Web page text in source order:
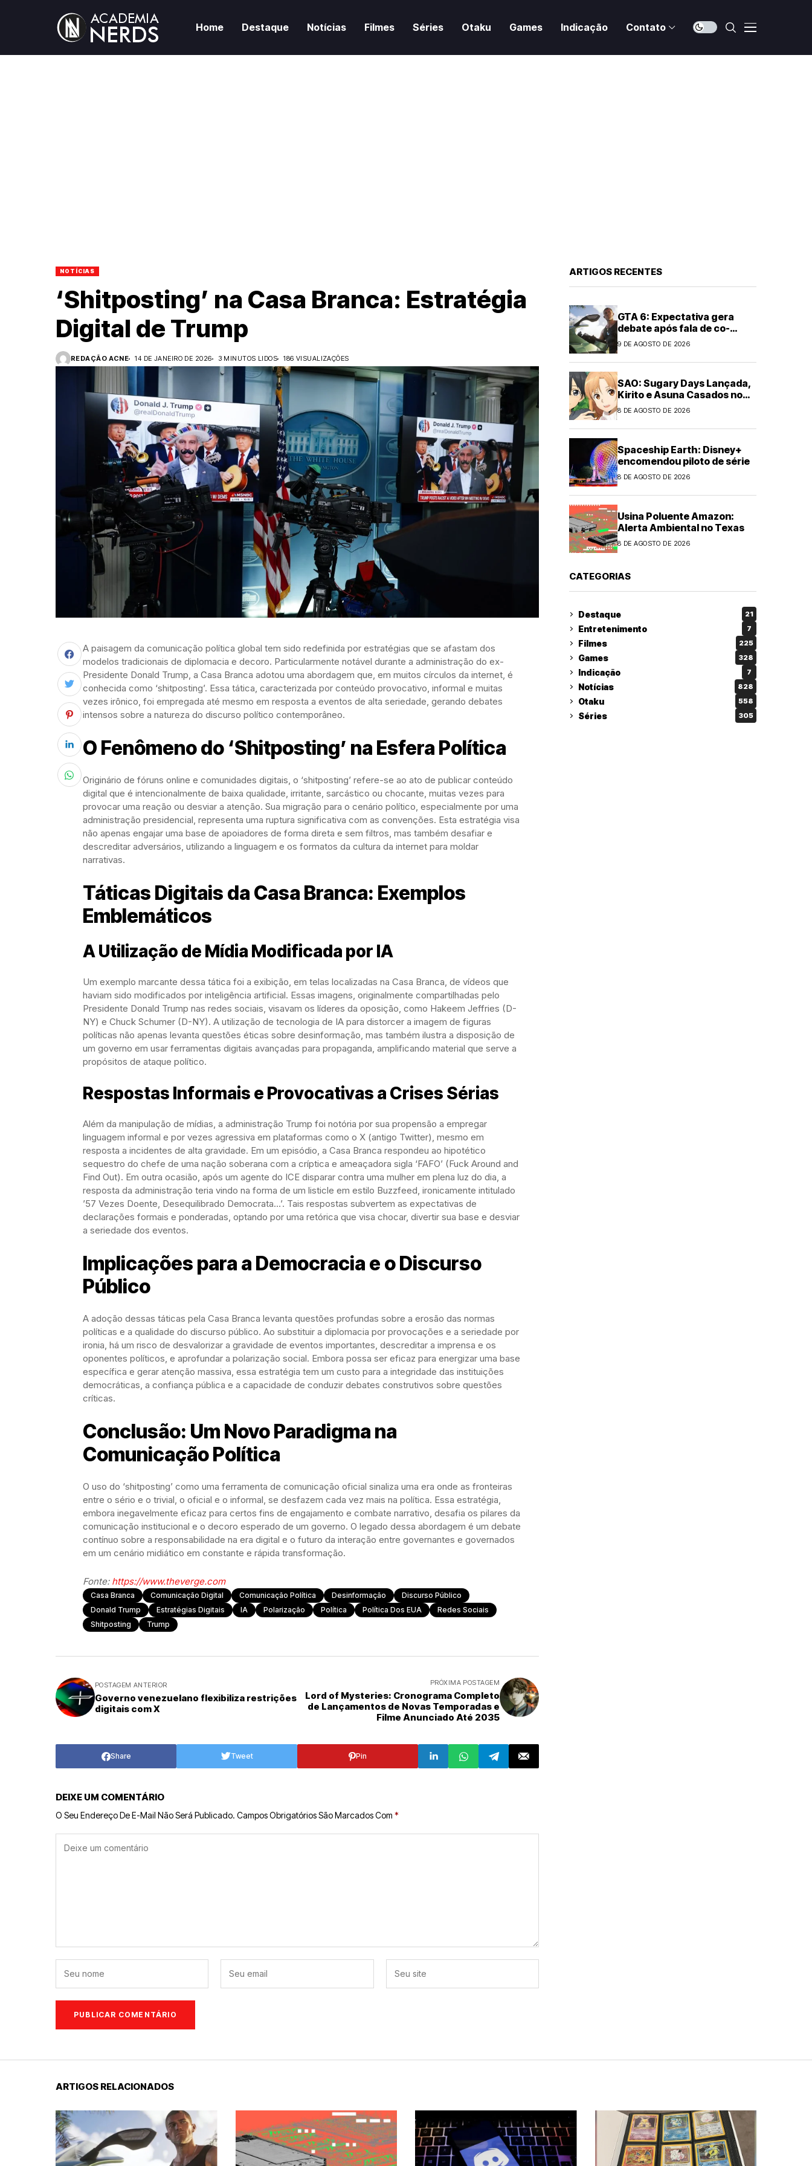
Home Destaque Notícias Filmes Séries Otaku Games Indicação Contato
NOTÍCIAS
‘Shitposting’ na Casa Branca: Estratégia
Digital de Trump
REDAÇÃO ACNE 14 DE JANEIRO DE 2026 3 MINUTOS LIDOS 186 VISUALIZAÇÕES
A paisagem da comunicação política global tem sido redefinida por estratégias que se afastam dos
modelos tradicionais de diplomacia e decoro. Particularmente notável durante a administração do ex-
Presidente Donald Trump, a Casa Branca adotou uma abordagem que, em muitos círculos da internet, é
conhecida como ‘shitposting’. Essa tática, caracterizada por conteúdo provocativo, informal e muitas
vezes irônico, foi empregada até mesmo em resposta a eventos de alta seriedade, gerando debates
intensos sobre a natureza do discurso político contemporâneo.
O Fenômeno do ‘Shitposting’ na Esfera Política
Originário de fóruns online e comunidades digitais, o ‘shitposting’ refere-se ao ato de publicar conteúdo
digital que é intencionalmente de baixa qualidade, irritante, sarcástico ou chocante, muitas vezes para
provocar uma reação ou desviar a atenção. Sua migração para o cenário político, especialmente por uma
administração presidencial, representa uma ruptura significativa com as convenções. Esta estratégia visa
não apenas engajar uma base de apoiadores de forma direta e sem filtros, mas também desafiar e
descreditar adversários, utilizando a linguagem e os formatos da cultura da internet para moldar
narrativas.
Táticas Digitais da Casa Branca: Exemplos
Emblemáticos
A Utilização de Mídia Modificada por IA
Um exemplo marcante dessa tática foi a exibição, em telas localizadas na Casa Branca, de vídeos que
haviam sido modificados por inteligência artificial. Essas imagens, originalmente compartilhadas pelo
Presidente Donald Trump nas redes sociais, visavam os líderes da oposição, como Hakeem Jeffries (D-
NY) e Chuck Schumer (D-NY). A utilização de tecnologia de IA para distorcer a imagem de figuras
políticas não apenas levanta questões éticas sobre desinformação, mas também ilustra a disposição de
um governo em usar ferramentas digitais avançadas para propaganda, amplificando material que serve a
propósitos de ataque político.
Respostas Informais e Provocativas a Crises Sérias
Além da manipulação de mídias, a administração Trump foi notória por sua propensão a empregar
linguagem informal e por vezes agressiva em plataformas como o X (antigo Twitter), mesmo em
resposta a incidentes de alta gravidade. Em um episódio, a Casa Branca respondeu ao hipotético
sequestro do chefe de uma nação soberana com a críptica e ameaçadora sigla ‘FAFO’ (Fuck Around and
Find Out). Em outra ocasião, após um agente do ICE disparar contra uma mulher em plena luz do dia, a
resposta da administração teria vindo na forma de um listicle em estilo Buzzfeed, ironicamente intitulado
’57 Vezes Doente, Desequilibrado Democrata…’. Tais respostas subvertem as expectativas de
declarações formais e ponderadas, optando por uma retórica que visa chocar, divertir sua base e desviar
a seriedade dos eventos.
Implicações para a Democracia e o Discurso
Público
A adoção dessas táticas pela Casa Branca levanta questões profundas sobre a erosão das normas
políticas e a qualidade do discurso público. Ao substituir a diplomacia por provocações e a seriedade por
ironia, há um risco de desvalorizar a gravidade de eventos importantes, descreditar a imprensa e os
oponentes políticos, e aprofundar a polarização social. Embora possa ser eficaz para energizar uma base
específica e gerar atenção massiva, essa estratégia tem um custo para a integridade das instituições
democráticas, a confiança pública e a capacidade de conduzir debates construtivos sobre questões
críticas.
Conclusão: Um Novo Paradigma na
Comunicação Política
O uso do ‘shitposting’ como uma ferramenta de comunicação oficial sinaliza uma era onde as fronteiras
entre o sério e o trivial, o oficial e o informal, se desfazem cada vez mais na política. Essa estratégia,
embora inegavelmente eficaz para certos fins de engajamento e combate narrativo, desafia os pilares da
comunicação institucional e o decoro esperado de um governo. O legado dessa abordagem é um debate
contínuo sobre a responsabilidade na era digital e o futuro da interação entre governantes e governados
em um cenário midiático em constante e rápida transformação.
Fonte: https://www.theverge.com
Casa Branca Comunicação Digital Comunicação Política Desinformação
Discurso Público
Donald Trump
Estratégias Digitais IA Polarização Política Política Dos EUA
Redes Sociais
Shitposting
Trump
POSTAGEM ANTERIOR
Governo venezuelano flexibiliza restrições
digitais com X
PRÓXIMA POSTAGEM
Lord of Mysteries: Cronograma Completo
de Lançamentos de Novas Temporadas e
Filme Anunciado Até 2035
Share Tweet Pin
DEIXE UM COMENTÁRIO
O Seu Endereço De E-Mail Não Será Publicado. Campos Obrigatórios São Marcados Com *
ARTIGOS RECENTES
GTA 6: Expectativa gera
debate após fala de co-
criador de The Last of Us
9 DE AGOSTO DE 2026
SAO: Sugary Days Lançada,
Kirito e Asuna Casados no
Japão
8 DE AGOSTO DE 2026
Spaceship Earth: Disney+
encomendou piloto de série
8 DE AGOSTO DE 2026
Usina Poluente Amazon:
Alerta Ambiental no Texas
8 DE AGOSTO DE 2026
CATEGORIAS
Destaque 21
Entretenimento 7
Filmes 225
Games 328
Indicação 7
Notícias 828
Otaku 558
Séries 305
ARTIGOS RELACIONADOS